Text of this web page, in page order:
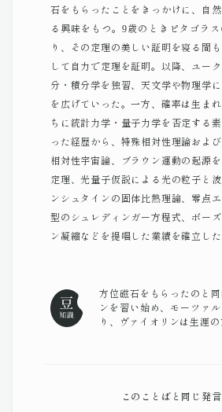
石をもらったことをきっかけに、自
る興味をもつ。9歳のときピタゴラ
り、その定理の美しい証明を寝る間
して自力で定理を証明。以降、ユー
分・積分学を独習、天文学や物理学
を広げていった。一方、確率は生ま
ちに統計力学・量子力学を否定する
った経歴から、特殊相対性理論および
相対性宇宙論、ブラウン運動の起源
定理、光量子仮説による光の粒子と
ンシュタインの固体比熱理論、零点
型のシュレディンガー方程式、ボー
ン凝縮などを提唱した業績を確立した
方位磁石をもらったのと
ンを習い始め、モーツァ
り、ヴァイオリンは生涯の
このことばと同じ発